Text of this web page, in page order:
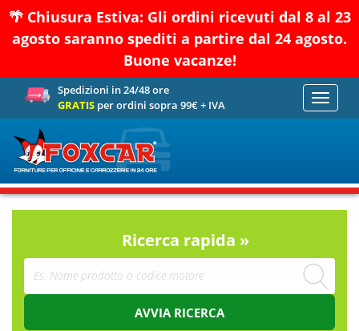
🌴 Chiusura Estiva: Gli ordini ricevuti dal 8 al 23
agosto saranno spediti a partire dal 24 agosto.
Buone vacanze!
Spedizioni in 24/48 ore
GRATIS per ordini sopra 99€ + IVA
Toggle
Ricerca rapida »
AVVIA RICERCA